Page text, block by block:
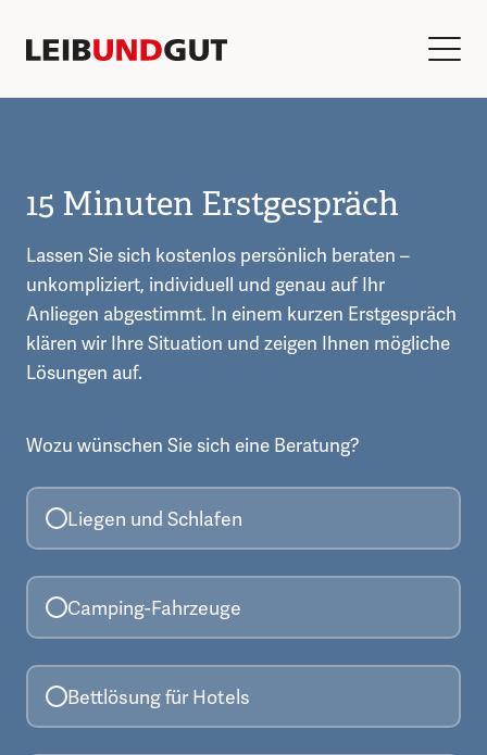
15 Minuten Erstgespräch
Lassen Sie sich kostenlos persönlich beraten –
unkompliziert, individuell und genau auf Ihr
Anliegen abgestimmt. In einem kurzen Erstgespräch
klären wir Ihre Situation und zeigen Ihnen mögliche
Lösungen auf.
Wozu wünschen Sie sich eine Beratung?
Liegen und Schlafen
Camping-Fahrzeuge
Bettlösung für Hotels